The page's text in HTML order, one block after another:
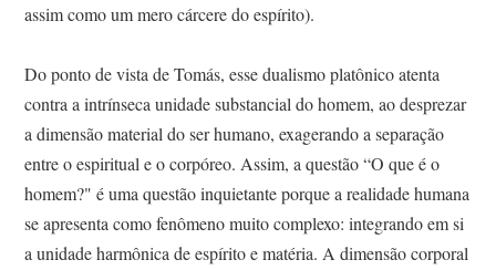
assim como um mero cárcere do espírito).
Do ponto de vista de Tomás, esse dualismo platônico atenta
contra a intrínseca unidade substancial do homem, ao desprezar
a dimensão material do ser humano, exagerando a separação
entre o espiritual e o corpóreo. Assim, a questão “O que é o
homem?" é uma questão inquietante porque a realidade humana
se apresenta como fenômeno muito complexo: integrando em si
a unidade harmônica de espírito e matéria. A dimensão corporal